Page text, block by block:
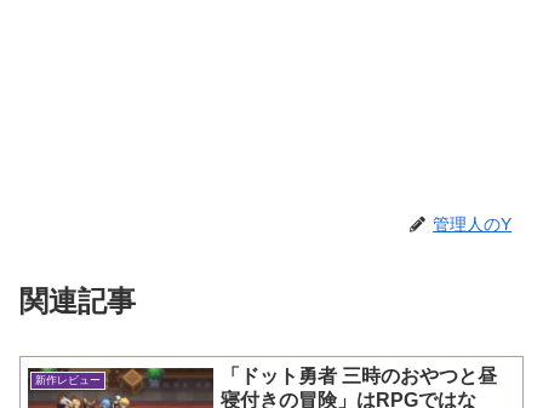
管理人のY
関連記事
新作レビュー
「ドット勇者 三時のおやつと昼
寝付きの冒険」はRPGではな